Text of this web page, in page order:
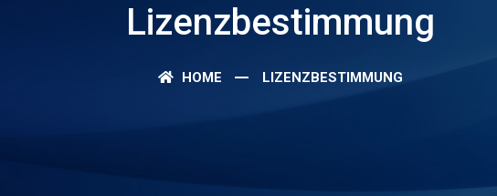
Lizenzbestimmung
HOME LIZENZBESTIMMUNG